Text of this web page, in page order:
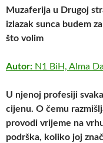
Muzaferija u Drugoj
izlazak sunca budem
što volim
Autor: N1 BiH, Alma
U njenoj profesiji
cijenu. O čemu
provodi vrijeme na
podrška, koliko joj